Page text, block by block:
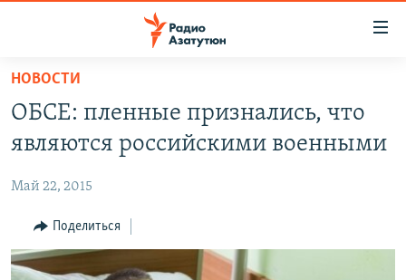
Перейти
основному
содержанию
навигации
Перейти
ОБЩЕСТВО
ЭКОНОМИКА
РЕГИОН
НОВОСТИ
ОБСЕ: пленные признались, что
являются российскими военными
Май 22, 2015
Поделиться